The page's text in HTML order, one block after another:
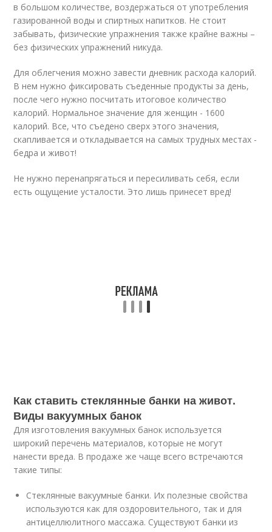
в большом количестве, воздержаться от употребления
газированной воды и спиртных напитков. Не стоит
забывать, физические упражнения также крайне важны –
без физических упражнений никуда.
Для облегчения можно завести дневник расхода калорий.
В нем нужно фиксировать съеденные продукты за день,
после чего нужно посчитать итоговое количество
калорий. Нормальное значение для женщин - 1600
калорий. Все, что съедено сверх этого значения,
скапливается и откладывается на самых трудных местах -
бедра и живот!
Не нужно перенапрягаться и пересиливать себя, если
есть ощущение усталости. Это лишь принесет вред!
Как ставить стеклянные банки на живот.
Виды вакуумных банок
Для изготовления вакуумных банок используется
широкий перечень материалов, которые не могут
нанести вреда. В продаже же чаще всего встречаются
такие типы:
Стеклянные вакуумные банки. Их полезные свойства
используются как для оздоровительного, так и для
антицеллюлитного массажа. Существуют банки из